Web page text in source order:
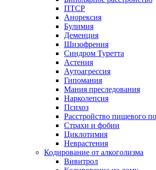
ПТСР
Анорексия
Булимия
Деменция
Шизофрения
Синдром Туретта
Астения
Аутоагрессия
Гипомания
Мания преследования
Нарколепсия
Психоз
Расстройство пищевого
Cтрахи и фобии
Циклотимия
Неврастения
Кодирование от алкоголизма
Вивитрол